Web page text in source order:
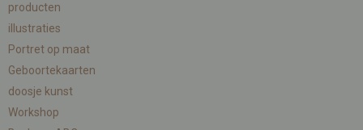
producten
illustraties
Portret op maat
Geboortekaarten
doosje kunst
Workshop